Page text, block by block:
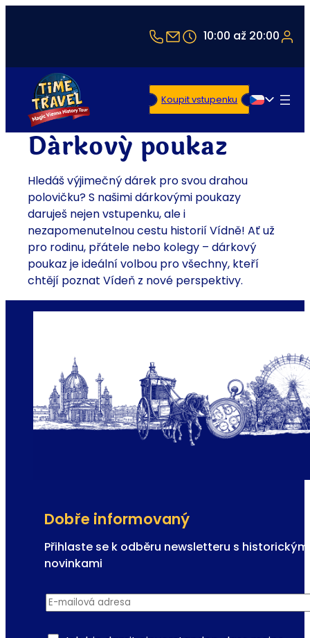
+43 1 5321514
office@timetravel-
10:00 až 20:00
Čeština
Koupit vstupenku
Dárkový poukaz
Hledáš výjimečný dárek pro svou drahou
polovičku? S našimi dárkovými poukazy
daruješ nejen vstupenku, ale i
nezapomenutelnou cestu historií Vídně! Ať už
pro rodinu, přátele nebo kolegy – dárkový
poukaz je ideální volbou pro všechny, kteří
chtějí poznat Vídeň z nové perspektivy.
Dobře informovaný
Přihlaste se k odběru newsletteru s
novinkami
R
eE-mailová adresa